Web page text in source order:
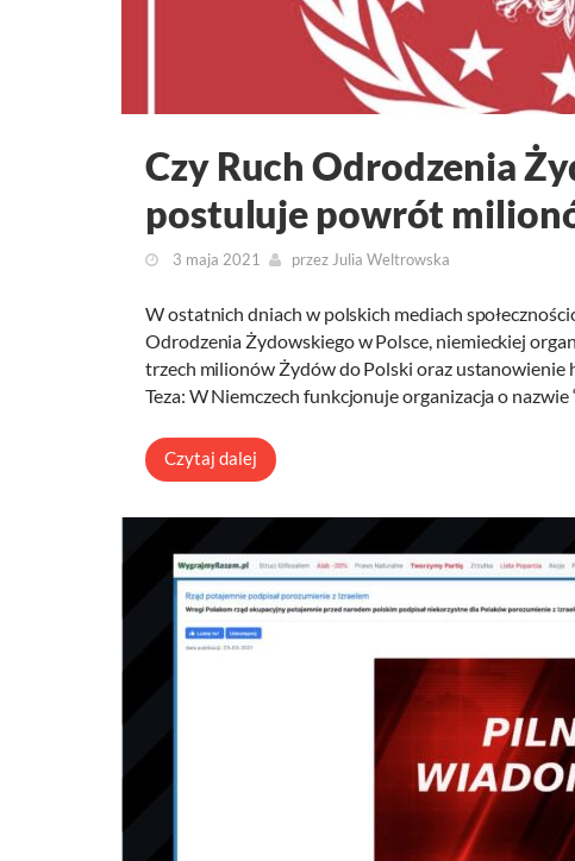
Czy Ruch Odrodzenia
postuluje powrót
3 maja 2021 przez Julia Weltrowska
W ostatnich dniach w polskich mediach
Odrodzenia Żydowskiego w Polsce, niemieckiej
trzech milionów Żydów do Polski oraz
Teza: W Niemczech funkcjonuje organizacja o
Czytaj dalej